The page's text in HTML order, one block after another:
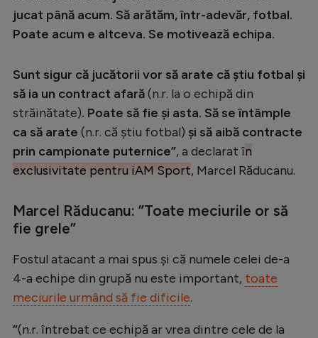
Creează cont
jucat până acum. Să arătăm, într-adevăr, fotbal.
Poate acum e altceva. Se motivează echipa.
Sunt sigur că jucătorii vor să arate că știu fotbal și
să ia un contract afară(n.r. la o echipă din
străinătate). Poate să fie și asta. Să se întâmple
ca să arate (n.r. că știu fotbal) și să aibă contracte
prin campionate puternice”, a declarat în
exclusivitate pentru iAM Sport, Marcel Răducanu.
Marcel Răducanu: ”Toate meciurile or să
fie grele”
Fostul atacant a mai spus și că numele celei de-a
4-a echipe din grupă nu este important, toate
meciurile urmând să fie dificile.
”(n.r. întrebat ce echipă ar vrea dintre cele de la